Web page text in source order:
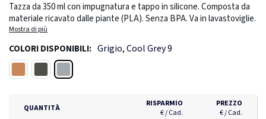
Tazza da 350 ml con impugnatura e tappo in silicone. Composta da
materiale ricavato dalle piante (PLA). Senza BPA. Va in lavastoviglie.
Mostra di più
COLORI DISPONIBILI: Grigio, Cool Grey 9
QUANTITÀ
RISPARMIO
€ / Cad.
PREZZO
€ / Cad.